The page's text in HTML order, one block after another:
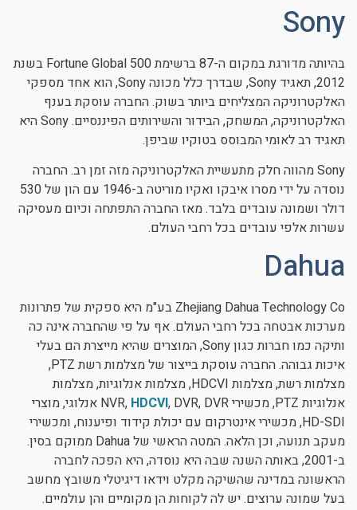
Sony
בהיותה מדורגת במקום ה-87 ברשימת Fortune Global 500 בשנת
2012, תאגיד Sony, שבדרך כלל מכונה Sony, הוא אחד מספקי
האלקטרוניקה המצליחים ביותר בשוק. החברה עוסקת בענף
האלקטרוניקה, המשחק, הבידור והשירותים הפיננסיים. Sony היא
תאגיד רב לאומי המבוסס בטוקיו שביפן.
Sony מהווה חלק מתעשיית האלקטרוניקה מזה זמן רב. החברה
נוסדה על ידי מסרו איבקו ואקיו מוריטה ב-1946 עם הון של 530
דולר ושמונה עובדים בלבד. מאז החברה התפתחה וכיום מעסיקה
עשרות אלפי עובדים בכל רחבי העולם.
Dahua
Zhejiang Dahua Technology Co בע"מ היא ספקית של פתרונות
מערכות אבטחה בכל רחבי העולם. אף על פי שהחברה אינה כה
ותיקה כמו חברות כגון Sony, המוצרים שהיא מייצרת הם בעלי
איכות גבוהה. החברה עוסקת בייצור של מצלמות רשת PTZ,
מצלמות רשת, מצלמות HDCVI, מצלמות אנלוגיות, מצלמות
אנלוגיות PTZ, מכשירי NVR,
HDCVI
, DVR, DVR אנלוגי, מוצרי
HD-SDI, מכשירי אינטרקום עם יכולת קידוד ופיענוח, ומכשירי
מעקב תנועה, וכן הלאה. המטה הראשי של Dahua ממוקם בסין.
ב-2001, באותה השנה שבה היא נוסדה, היא הפכה לחברה
הראשונה במדינה שהשיקה מקלט וידאו דיגיטלי משובץ מחשב
בעל שמונה ערוצים. יש לה לקוחות הן מקומיים והן עולמיים.